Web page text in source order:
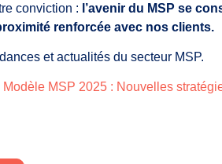
conviction : l’avenir du MSP se
renforcée avec nos clients.
et actualités du secteur MSP.
Modèle MSP 2025 : Nouvelles